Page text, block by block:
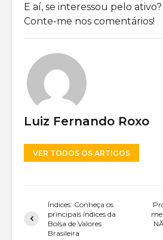
E aí, se interessou pelo
Conte-me nos comentários!
Luiz Fernando Roxo
VER TODOS OS ARTIGOS
Índices: Conheça os
principais índices da
Bolsa de Valores
Brasileira